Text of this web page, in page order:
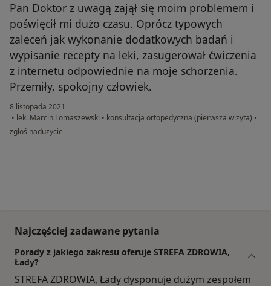
Pan Doktor z uwagą zajął się moim problemem i
poświęcił mi dużo czasu. Oprócz typowych
zaleceń jak wykonanie dodatkowych badań i
wypisanie recepty na leki, zasugerował ćwiczenia
z internetu odpowiednie na moje schorzenia.
Przemiły, spokojny człowiek.
8 listopada 2021
• lek. Marcin Tomaszewski • konsultacja ortopedyczna (pierwsza wizyta) •
w opinii użytkownika Marta K.
zgłoś nadużycie
Najczęściej zadawane pytania
Porady z jakiego zakresu oferuje STREFA ZDROWIA,
Łady?
STREFA ZDROWIA, Łady dysponuje dużym zespołem